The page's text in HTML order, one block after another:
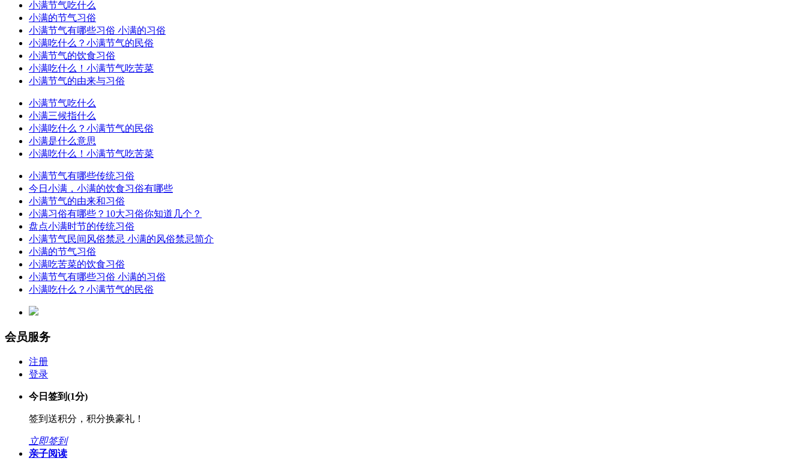
小满节气吃什么
小满的节气习俗
小满节气有哪些习俗 小满的习俗
小满吃什么？小满节气的民俗
小满节气的饮食习俗
小满吃什么！小满节气吃苦菜
小满节气的由来与习俗
小满节气吃什么
小满三候指什么
小满吃什么？小满节气的民俗
小满是什么意思
小满吃什么！小满节气吃苦菜
小满节气有哪些传统习俗
今日小满，小满的饮食习俗有哪些
小满节气的由来和习俗
小满习俗有哪些？10大习俗你知道几个？
盘点小满时节的传统习俗
小满节气民间风俗禁忌 小满的风俗禁忌简介
小满的节气习俗
小满吃苦菜的饮食习俗
小满节气有哪些习俗 小满的习俗
小满吃什么？小满节气的民俗
会员服务
注册
登录
今日签到(1分)
签到送积分，积分换豪礼！
立即签到
亲子阅读